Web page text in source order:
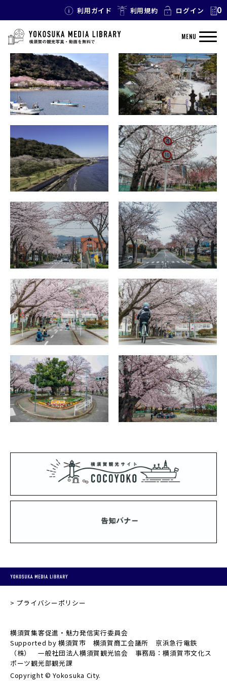
利用ガイド 利用規約 ログイン 0
MENU
TAG: 桜
プライバシーポリシー
横須賀集客促進・魅力発信実行委員会
Supported by 横須賀市 横須賀商工会議所 京浜急行電鉄
（株） 一般社団法人横須賀観光協会 事務局：横須賀市文化ス
ポーツ観光部観光課
Copyright © Yokosuka City.